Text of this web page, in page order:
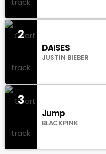
2
DAISES
JUSTIN BIEBER
3
Jump
BLACKPINK